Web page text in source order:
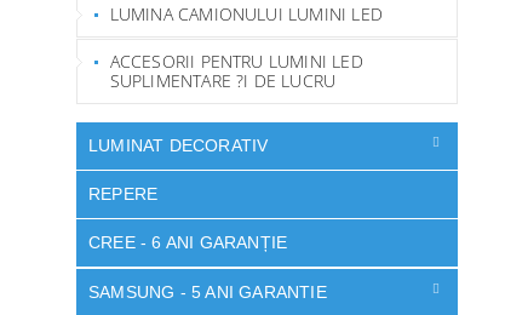
LUMINA CAMIONULUI LUMINI LED
ACCESORII PENTRU LUMINI LED
SUPLIMENTARE ?I DE LUCRU
LUMINAT DECORATIV
REPERE
CREE - 6 ANI GARANȚIE
SAMSUNG - 5 ANI GARANTIE